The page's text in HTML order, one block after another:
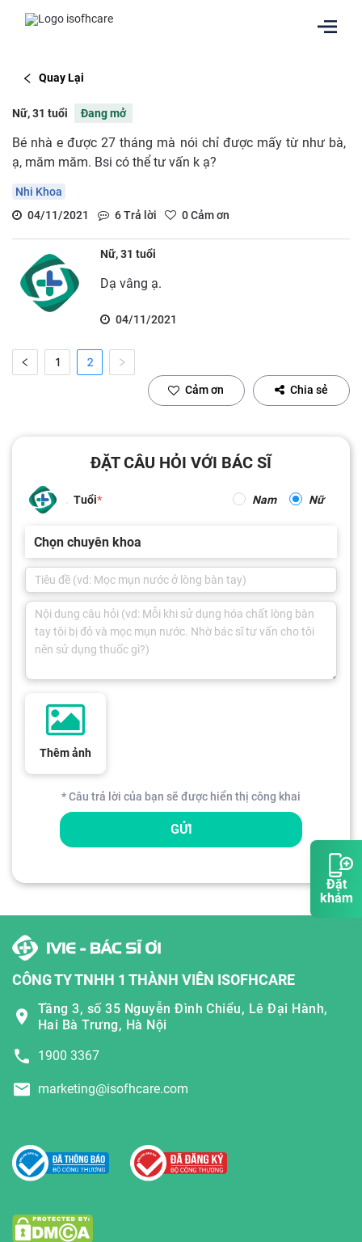
Đặt
khám
Quay Lại
Nữ, 31 tuổi Đang mở
Bé nhà e được 27 tháng mà nói chỉ được mấy từ như bà,
ạ, măm măm. Bsi có thể tư vấn k ạ?
Nhi Khoa
04/11/2021
6Trả lời 0Cảm ơn
Nữ, 31 tuổi
Dạ vâng ạ.
04/11/2021
1 2
Cảm ơn Chia sẻ
ĐẶT CÂU HỎI VỚI BÁC SĨ
Tuổi Nam Nữ
Chọn chuyên khoa
Thêm ảnh
* Câu trả lời của bạn sẽ được hiển thị công khai
GỬI
CÔNG TY TNHH 1 THÀNH VIÊN ISOFHCARE
Tầng 3, số 35 Nguyễn Đình Chiểu, Lê Đại Hành,
Hai Bà Trưng, Hà Nội
1900 3367
marketing@isofhcare.com